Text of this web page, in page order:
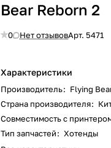
Bear Reborn 2
0 Нет отзывовАрт. 5471
Характеристики
Производитель: Flying
Страна производителя:
Совместимость с
Тип запчастей: Хотенды